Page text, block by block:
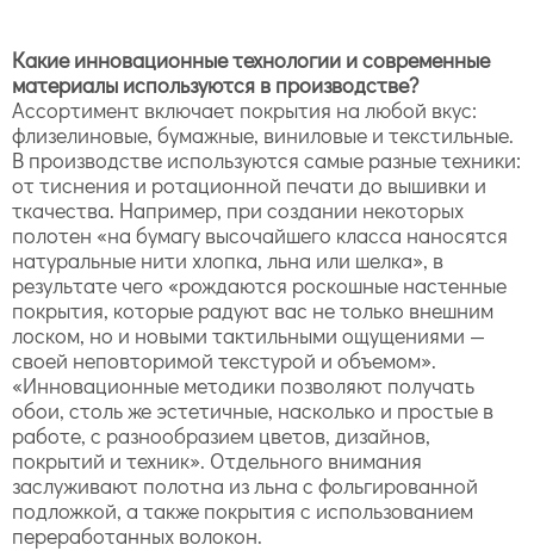
Какие инновационные технологии и современные
материалы используются в производстве?
Ассортимент включает покрытия на любой вкус:
флизелиновые, бумажные, виниловые и текстильные.
В производстве используются самые разные техники:
от тиснения и ротационной печати до вышивки и
ткачества. Например, при создании некоторых
полотен «на бумагу высочайшего класса наносятся
натуральные нити хлопка, льна или шелка», в
результате чего «рождаются роскошные настенные
покрытия, которые радуют вас не только внешним
лоском, но и новыми тактильными ощущениями —
своей неповторимой текстурой и объемом».
«Инновационные методики позволяют получать
обои, столь же эстетичные, насколько и простые в
работе, с разнообразием цветов, дизайнов,
покрытий и техник». Отдельного внимания
заслуживают полотна из льна с фольгированной
подложкой, а также покрытия с использованием
переработанных волокон.